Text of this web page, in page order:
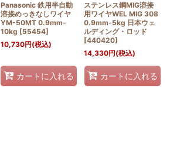
Panasonic 鉄用半自動
溶接めっきなしワイヤ
YM-50MT 0.9mm-
10kg [55454]
10,730円(税込)
カートに入れる
ステンレス鋼MIG溶接
用ワイヤWEL MIG 308
0.9mm-5kg 日本ウェ
ルディング・ロッド
[440420]
14,330円(税込)
カートに入れる